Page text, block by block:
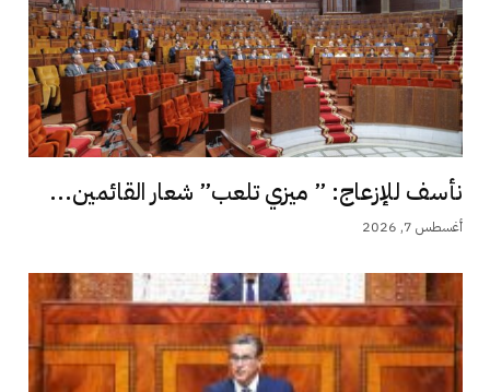
نأسف للإزعاج: ” ميزي تلعب” شعار القائمين...
أغسطس 7, 2026